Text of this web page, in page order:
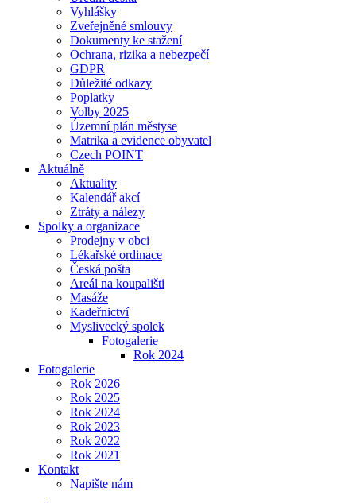
Vyhlášky
Zveřejněné smlouvy
Dokumenty ke stažení
Ochrana, rizika a nebezpečí
GDPR
Důležité odkazy
Poplatky
Volby 2025
Územní plán městyse
Matrika a evidence obyvatel
Czech POINT
Aktuálně
Aktuality
Kalendář akcí
Ztráty a nálezy
Spolky a organizace
Prodejny v obci
Lékařské ordinace
Česká pošta
Areál na koupališti
Masáže
Kadeřnictví
Myslivecký spolek
Fotogalerie
Rok 2024
Fotogalerie
Rok 2026
Rok 2025
Rok 2024
Rok 2023
Rok 2022
Rok 2021
Kontakt
Napište nám